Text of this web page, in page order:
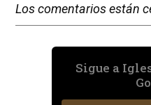
Los comentarios están
Sigue a